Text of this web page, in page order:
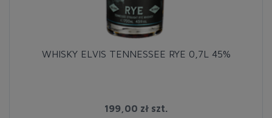
WHISKY ELVIS TENNESSEE RYE 0,7L 45%
199,00 zł szt.